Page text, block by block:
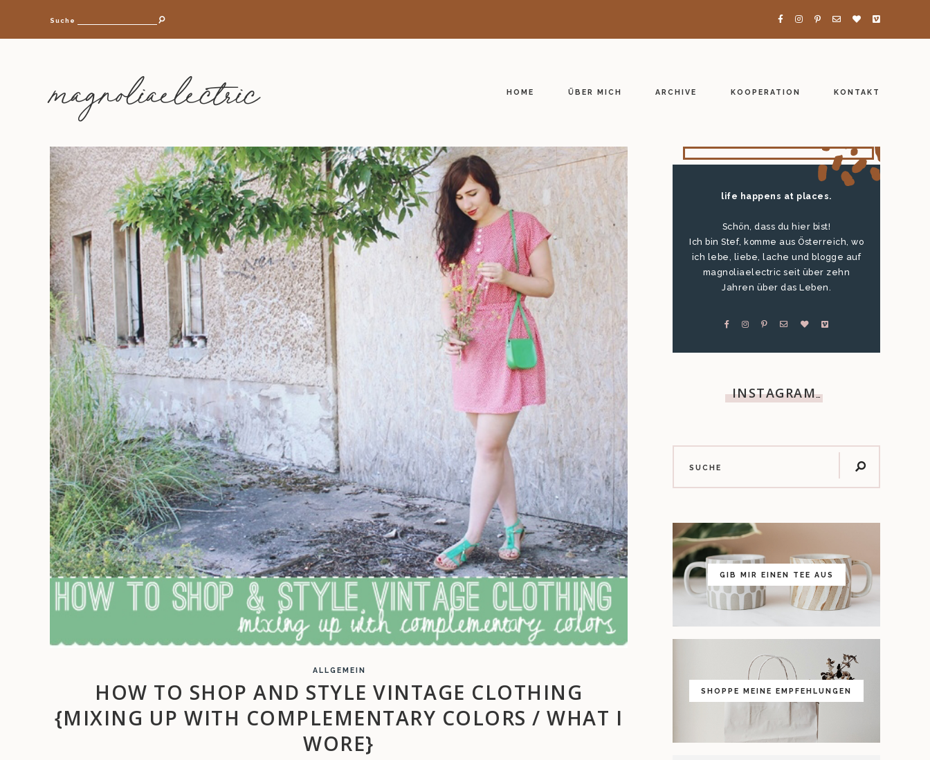
Suche
magnoliaelectric HOME ÜBER MICH ARCHIVE KOOPERATION KONTAKT
ALLGEMEIN
HOW TO SHOP AND STYLE VINTAGE CLOTHING
{MIXING UP WITH COMPLEMENTARY COLORS / WHAT I
WORE}
life happens at places.
Schön, dass du hier bist!
Ich bin Stef, komme aus Österreich, wo
ich lebe, liebe, lache und blogge auf
magnoliaelectric seit über zehn
Jahren über das Leben.
INSTAGRAM…
GIB MIR EINEN TEE AUS
SHOPPE MEINE EMPFEHLUNGEN